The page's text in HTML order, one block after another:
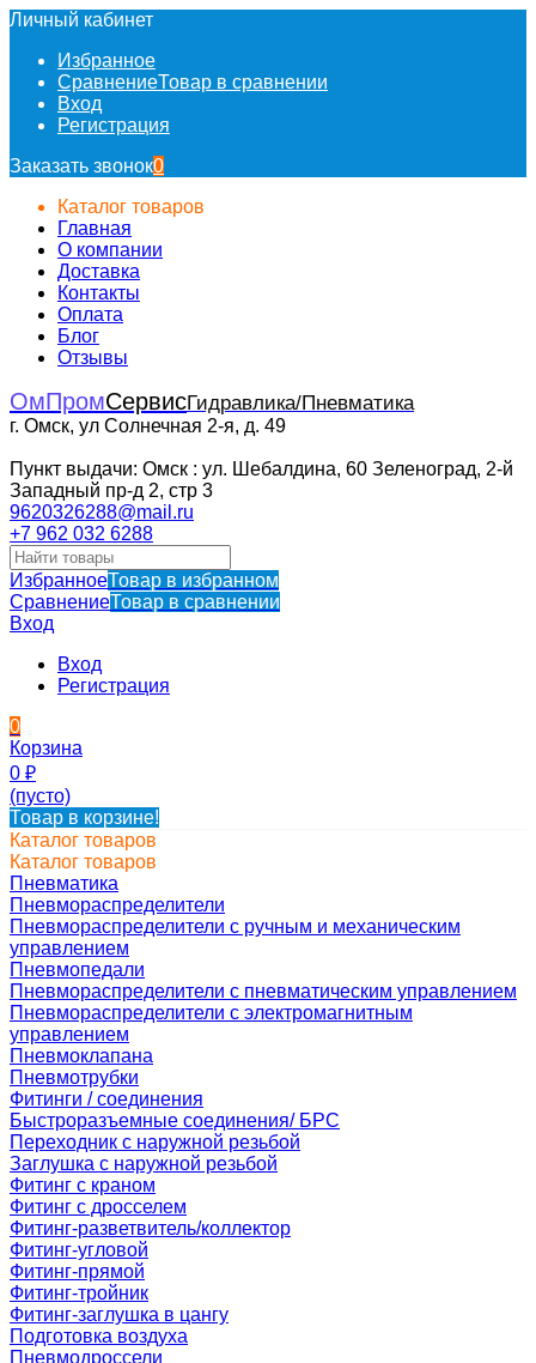
Личный кабинет
Избранное
СравнениеТовар в сравнении
Вход
Регистрация
Заказать звонок0
Каталог товаров
Главная
О компании
Доставка
Контакты
Оплата
Блог
Отзывы
ОмПромСервисГидравлика/Пневматика
г. Омск, ул Солнечная 2-я, д. 49
Пункт выдачи: Омск : ул. Шебалдина, 60 Зеленоград, 2-й
Западный пр-д 2, стр 3
9620326288@mail.ru
+7 962 032 6288
ИзбранноеТовар в избранном
СравнениеТовар в сравнении
Вход
Вход
Регистрация
0
Корзина
0 ₽
(пусто)
Товар в корзине!
Каталог товаров
Каталог товаров
Пневматика
Пневмораспределители
Пневмораспределители с ручным и механическим
управлением
Пневмопедали
Пневмораспределители с пневматическим управлением
Пневмораспределители с электромагнитным
управлением
Пневмоклапана
Пневмотрубки
Фитинги / соединения
Быстроразъемные соединения/ БРС
Переходник с наружной резьбой
Заглушка с наружной резьбой
Фитинг с краном
Фитинг с дросселем
Фитинг-разветвитель/коллектор
Фитинг-угловой
Фитинг-прямой
Фитинг-тройник
Фитинг-заглушка в цангу
Подготовка воздуха
Пневмодроссели